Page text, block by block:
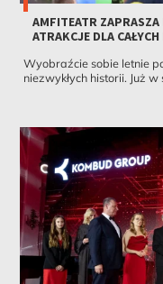
AMFITEATR
ATRAKCJE DLA
Wyobraźcie sobie letnie
niezwykłych historii. Już